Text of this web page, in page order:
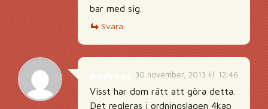
bar med sig.
Svara
30 november, 2013 kl. 12:46
Visst har dom rätt att göra detta.
Det regleras i ordningslagen 4kap